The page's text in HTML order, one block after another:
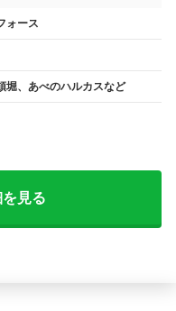
ォース
堀、あべのハルカスなど
見る